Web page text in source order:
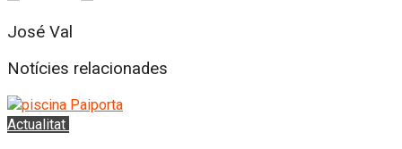
José Val
Notícies relacionades
Actualitat